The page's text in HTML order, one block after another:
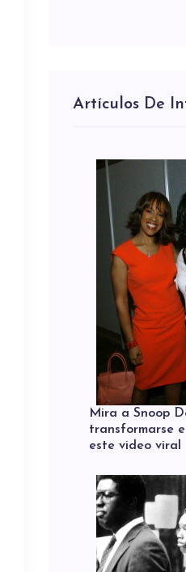
Artículos De
Mira a Snoop
transformarse
este video viral